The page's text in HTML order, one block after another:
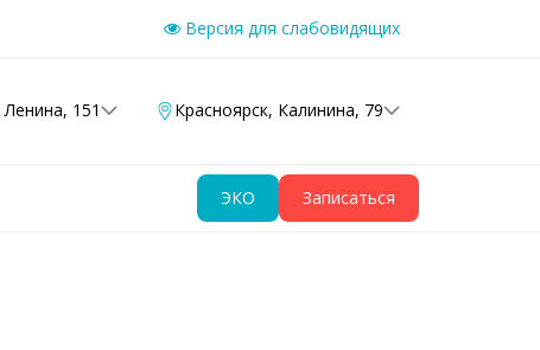
Версия для слабовидящих
Ленина, 151 Красноярск, Калинина, 79
ЭКО Записаться